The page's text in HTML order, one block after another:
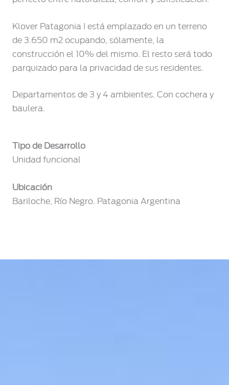
Klover Patagonia I está emplazado en un terreno
de 3.650 m2 ocupando, sólamente, la
construcción el 10% del mismo. El resto será todo
parquizado para la privacidad de sus residentes.
Departamentos de 3 y 4 ambientes. Con cochera y
baulera.
Tipo de Desarrollo
Unidad funcional
Ubicación
Bariloche, Río Negro. Patagonia Argentina